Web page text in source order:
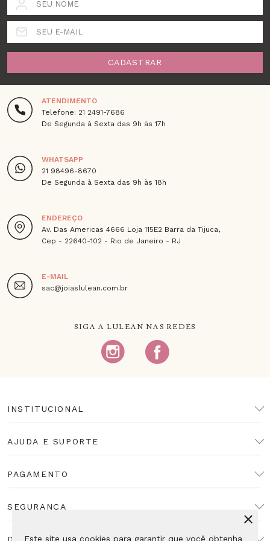
Este site usa cookies para garantir que você obtenha
SEU NOME
SEU E-MAIL
CADASTRAR
ATENDIMENTO
Telefone: 21 2491-7686
De Segunda à Sexta das 9h às 17h
WHATSAPP
21 98496-8670
De Segunda à Sexta das 9h às 18h
ENDEREÇO
Av. Das Americas 4666 Loja 115E2 Barra da Tijuca,
Cep - 22640-102 - Rio de Janeiro - RJ
E-MAIL
sac@joiaslulean.com.br
SIGA A LULEAN NAS REDES
INSTITUCIONAL
AJUDA E SUPORTE
PAGAMENTO
SEGURANÇA